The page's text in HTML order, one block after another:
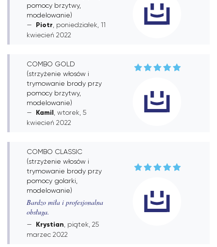
pomocy brzytwy,
modelowanie)
Piotr , poniedziałek, 11
kwiecień 2022
COMBO GOLD
(strzyżenie włosów i
trymowanie brody przy
pomocy brzytwy,
modelowanie)
Kamil , wtorek, 5
kwiecień 2022
COMBO CLASSIC
(strzyżenie włosów i
trymowanie brody przy
pomocy golarki,
modelowanie)
Bardzo miła i profesjonalna
obsługa.
Krystian , piątek, 25
marzec 2022